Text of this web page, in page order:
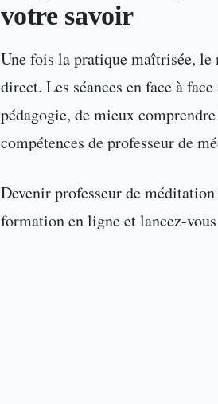
votre savoir
Une fois la pratique maîtrisée, le
direct. Les séances en face à
pédagogie, de mieux
compétences de professeur de
Devenir professeur de
formation en ligne et lancez-